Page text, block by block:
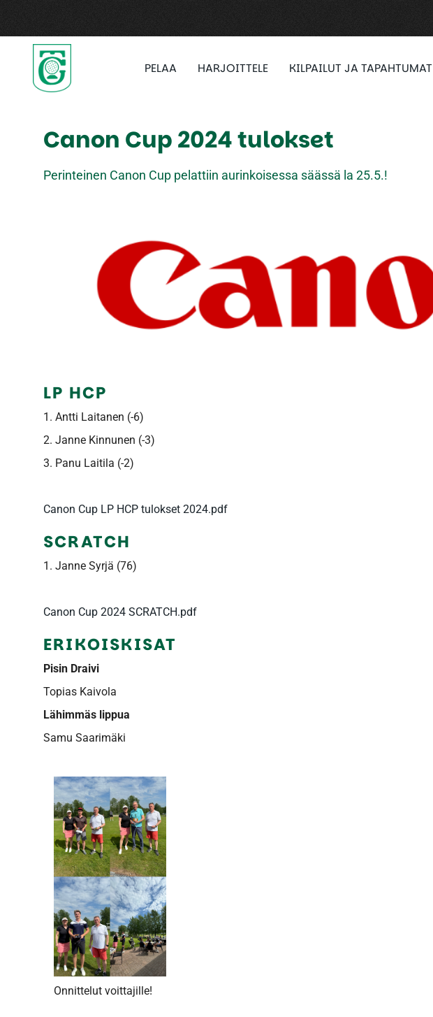
PELAA HARJOITTELE KILPAILUT JA TAPAHTUMAT
Canon Cup 2024 tulokset
Perinteinen Canon Cup pelattiin aurinkoisessa säässä la 25.5.!
LP HCP
1. Antti Laitanen (-6)
2. Janne Kinnunen (-3)
3. Panu Laitila (-2)
Canon Cup LP HCP tulokset 2024.pdf
SCRATCH
1. Janne Syrjä (76)
Canon Cup 2024 SCRATCH.pdf
ERIKOISKISAT
Pisin Draivi
Topias Kaivola
Lähimmäs lippua
Samu Saarimäki
Onnittelut voittajille!